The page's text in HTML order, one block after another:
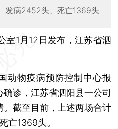
发病2452头、死亡1369头
室1月12日发布，江苏省泗
物疫病预防控制中心报
诊，江苏省泗阳县一公司
截至目前，上述两场合计
亡1369头。